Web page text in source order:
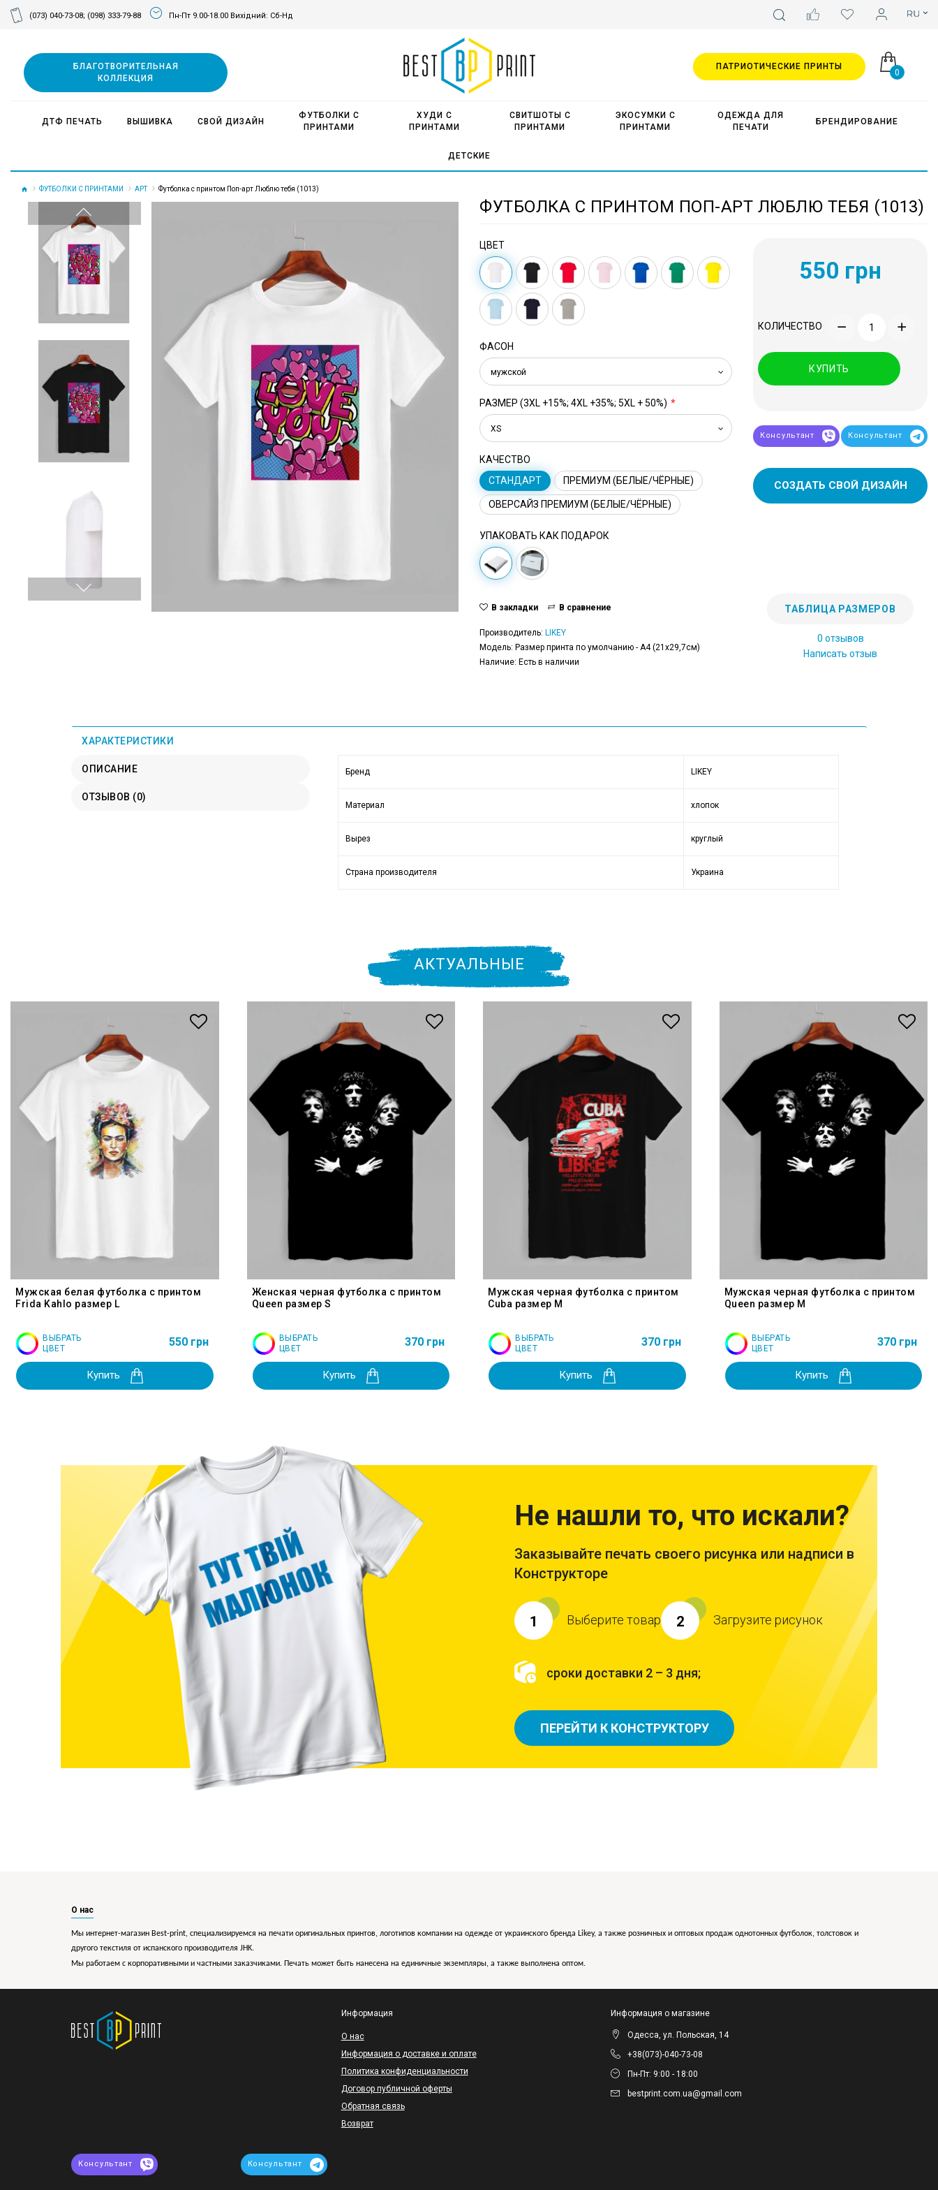
(073) 040-73-08; (098) 333-79-88 Пн-Пт 9.00-18.00 Вихідний: Сб-Нд
0
БЛАГОТВОРИТЕЛЬНАЯ
КОЛЛЕКЦИЯ
ДТФ ПЕЧАТЬ ВЫШИВКА СВОЙ ДИЗАЙН
ФУТБОЛКИ С
ПРИНТАМИ
ХУДИ С
ПРИНТАМИ
СВИТШОТЫ С
ПРИНТАМИ
ЭКОСУМКИ С
ПРИНТАМИ
ОДЕЖДА ДЛЯ
ПЕЧАТИ
БРЕНДИРОВАНИЕ
ДЕТСКИЕ
ПАТРИОТИЧЕСКИЕ ПРИНТЫ
ФУТБОЛКИ С ПРИНТАМИ АРТ Футболка с принтом Поп-арт Люблю тебя (1013)
ФУТБОЛКА С ПРИНТОМ ПОП-АРТ ЛЮБЛЮ ТЕБЯ (1013)
ЦВЕТ
ФАСОН
мужской
РАЗМЕР (3XL +15%; 4XL +35%; 5XL + 50%)
XS
КАЧЕСТВО
СТАНДАРТ
ПРЕМИУМ (БЕЛЫЕ/ЧЁРНЫЕ)
ОВЕРСАЙЗ ПРЕМИУМ (БЕЛЫЕ/ЧЁРНЫЕ)
УПАКОВАТЬ КАК ПОДАРОК
550 грн
КОЛИЧЕСТВО
КУПИТЬ
Консультант Консультант
СОЗДАТЬ СВОЙ ДИЗАЙН
В закладки В сравнение
Производитель: LIKEY
Модель: Размер принта по умолчанию - А4 (21x29,7см)
Наличие: Есть в наличии
ТАБЛИЦА РАЗМЕРОВ
0 отзывов
Написать отзыв
ХАРАКТЕРИСТИКИ
ОПИСАНИЕ
ОТЗЫВОВ (0)
Бренд LIKEY
Материал хлопок
Вырез круглый
Страна производителя Украина
АКТУАЛЬНЫЕ
Мужская белая футболка с принтом
Frida Kahlo размер L
ВЫБРАТЬ
ЦВЕТ
550 грн
Купить
Женская черная футболка с принтом
Queen размер S
ВЫБРАТЬ
ЦВЕТ
370 грн
Купить
Мужская черная футболка с принтом
Cuba размер M
ВЫБРАТЬ
ЦВЕТ
370 грн
Купить
Мужская черная футболка с принтом
Queen размер M
ВЫБРАТЬ
ЦВЕТ
370 грн
Купить
Не нашли то, что искали?
Заказывайте печать своего рисунка или надписи в
Конструкторе
1 Выберите товар 2 Загрузите рисунок
сроки доставки 2 – 3 дня;
ПЕРЕЙТИ К КОНСТРУКТОРУ
О нас
Мы интернет-магазин Best-print, специализируемся на печати оригинальных принтов, логотипов компании на одежде от украинского бренда Likey, а также розничных и оптовых продаж однотонных футболок, толстовок и
другого текстиля от испанского производителя JHK.
Мы работаем с корпоративными и частными заказчиками. Печать может быть нанесена на единичные экземпляры, а также выполнена оптом.
Информация
O нас
Информация о доставке и оплате
Политика конфиденциальности
Договор публичной оферты
Обратная связь
Возврат
Информация о магазине
Одесса, ул. Польская, 14
+38(073)-040-73-08
Пн-Пт: 9:00 - 18:00
bestprint.com.ua@gmail.com
Консультант Консультант